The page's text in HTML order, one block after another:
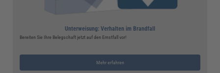
Unterweisung: Verhalten im Brandfall
Bereiten Sie Ihre Belegschaft jetzt auf den Ernstfall vor!
Mehr erfahren